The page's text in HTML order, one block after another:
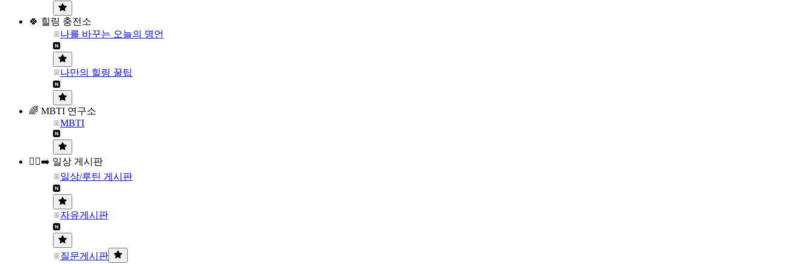
🍀 힐링 충전소
나를 바꾸는 오늘의 명언
나만의 힐링 꿀팁
🌈 MBTI 연구소
MBTI
🏃‍♀️‍➡️ 일상 게시판
일상/루틴 게시판
자유게시판
질문게시판